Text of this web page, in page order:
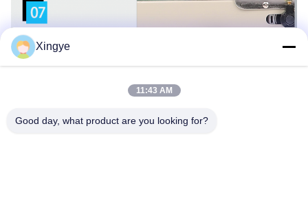
Xingye
11:43 AM
Good day, what product are you looking for?